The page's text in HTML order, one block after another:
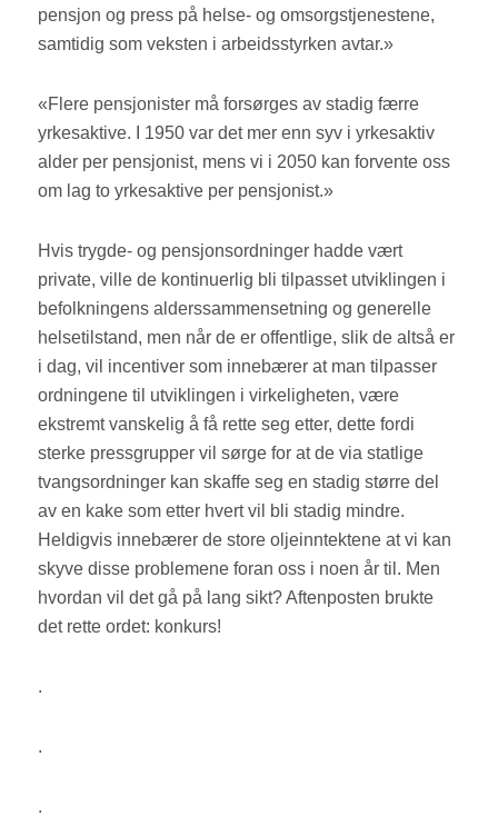
pensjon og press på helse- og omsorgstjenestene,
samtidig som veksten i arbeidsstyrken avtar.»
«Flere pensjonister må forsørges av stadig færre
yrkesaktive. I 1950 var det mer enn syv i yrkesaktiv
alder per pensjonist, mens vi i 2050 kan forvente oss
om lag to yrkesaktive per pensjonist.»
Hvis trygde- og pensjonsordninger hadde vært
private, ville de kontinuerlig bli tilpasset utviklingen i
befolkningens alderssammensetning og generelle
helsetilstand, men når de er offentlige, slik de altså er
i dag, vil incentiver som innebærer at man tilpasser
ordningene til utviklingen i virkeligheten, være
ekstremt vanskelig å få rette seg etter, dette fordi
sterke pressgrupper vil sørge for at de via statlige
tvangsordninger kan skaffe seg en stadig større del
av en kake som etter hvert vil bli stadig mindre.
Heldigvis innebærer de store oljeinntektene at vi kan
skyve disse problemene foran oss i noen år til. Men
hvordan vil det gå på lang sikt? Aftenposten brukte
det rette ordet: konkurs!
.
.
.